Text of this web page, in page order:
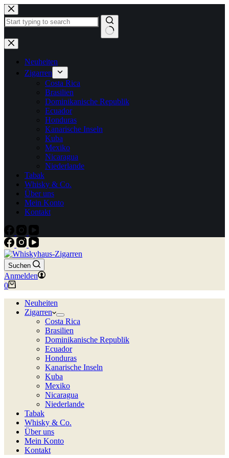
Zum
Inhalt
springen
Keine
Ergebnisse
Neuheiten
Zigarren
Costa Rica
Brasilien
Dominikanische Republik
Ecuador
Honduras
Kanarische Inseln
Kuba
Mexiko
Nicaragua
Niederlande
Tabak
Whisky & Co.
Über uns
Mein Konto
Kontakt
Suchen
Anmelden
Warenkorb
0
Neuheiten
Zigarren
Costa Rica
Brasilien
Dominikanische Republik
Ecuador
Honduras
Kanarische Inseln
Kuba
Mexiko
Nicaragua
Niederlande
Tabak
Whisky & Co.
Über uns
Mein Konto
Kontakt